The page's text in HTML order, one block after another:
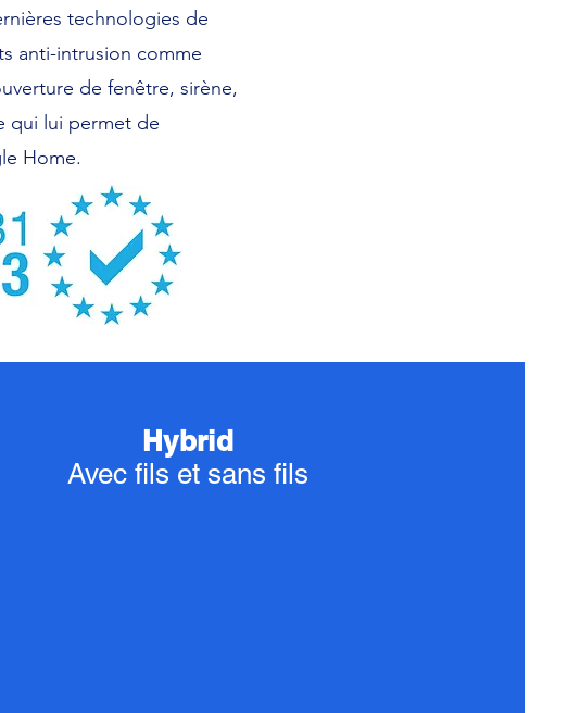
technologies de
anti-intrusion comme
de fenêtre, sirène,
qui lui permet de
Home.
Hybrid
Avec fils et sans fils